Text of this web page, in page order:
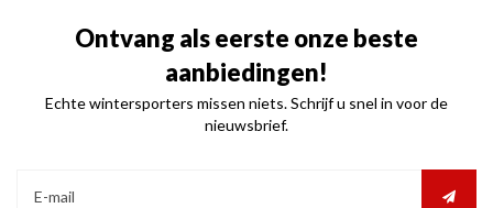
Ontvang als eerste onze beste
aanbiedingen!
Echte wintersporters missen niets. Schrijf u snel in voor de
nieuwsbrief.